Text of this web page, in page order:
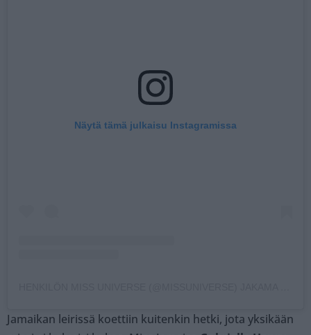
Näytä tämä julkaisu Instagramissa
Jamaikan leirissä koettiin kuitenkin hetki, jota yksikään